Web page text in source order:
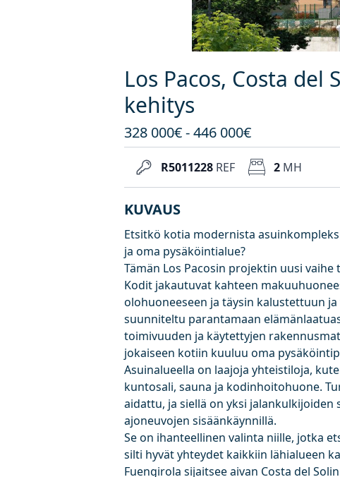
Los Pacos, Costa del
kehitys
328 000€ - 446 000€
R5011228 REF 2 MH
KUVAUS
Etsitkö kotia modernista
ja oma pysäköintialue?
Tämän Los Pacosin projektin uusi
Kodit jakautuvat kahteen
olohuoneeseen ja täysin kalustettuun
suunniteltu parantamaan
toimivuuden ja käytettyjen
jokaiseen kotiin kuuluu oma
Asuinalueella on laajoja yhteistiloja,
kuntosali, sauna ja kodinhoitohuone.
aidattu, ja siellä on yksi jalankulkijoiden
ajoneuvojen sisäänkäynnillä.
Se on ihanteellinen valinta niille, jotka
silti hyvät yhteydet kaikkiin lähialueen
Fuengirola sijaitsee aivan Costa del